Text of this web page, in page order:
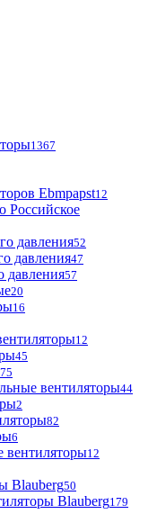
1367
Ebmpapst12
Российское
давления52
давления47
давления57
20
16
12
45
75
вентиляторы44
2
82
6
12
Blauberg50
Blauberg179